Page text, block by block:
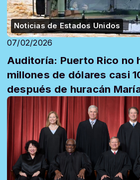
Noticias de Estados Unidos
07/02/2026
Auditoría: Puerto Rico no
millones de dólares casi
después de huracán